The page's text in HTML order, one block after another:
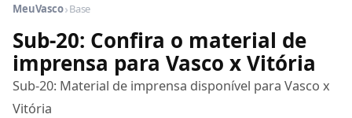
MeuVasco›Base
Sub-20: Confira o material de
imprensa para Vasco x Vitória
Sub-20: Material de imprensa disponível para Vasco x
Vitória